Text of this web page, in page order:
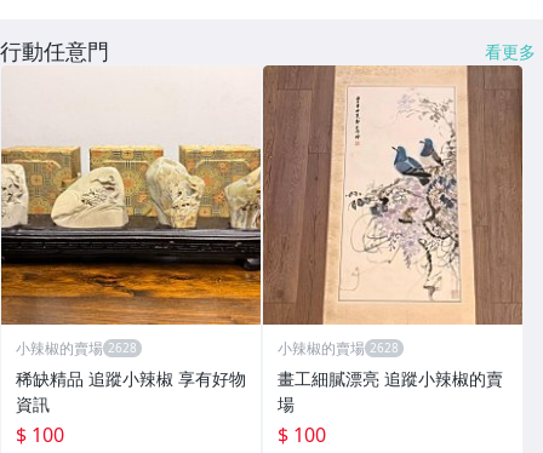
行動任意門 看更多
小辣椒的賣場
稀缺精品 追蹤小辣椒 享有好物
資訊
$ 100
小辣椒的賣場
畫工細膩漂亮 追蹤小辣椒的賣
場
$ 100